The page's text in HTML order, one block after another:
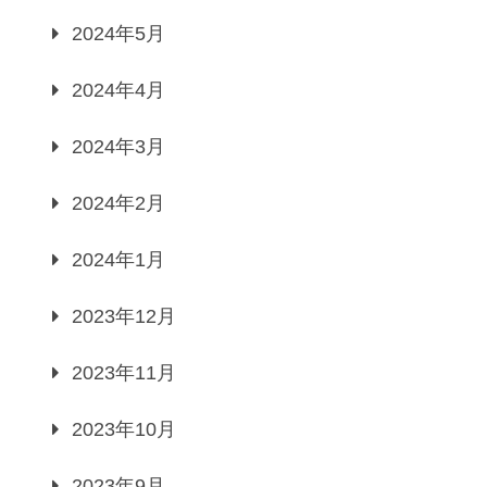
2024年5月
2024年4月
2024年3月
2024年2月
2024年1月
2023年12月
2023年11月
2023年10月